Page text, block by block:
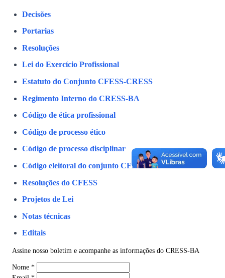
Decisões
Portarias
Resoluções
Lei do Exercício Profissional
Estatuto do Conjunto CFESS-CRESS
Regimento Interno do CRESS-BA
Código de ética profissional
Código de processo ético
Código de processo disciplinar
Código eleitoral do conjunto CFESS-CRESS
Resoluções do CFESS
Projetos de Lei
Notas técnicas
Editais
Assine nosso boletim e acompanhe as informações do CRESS-BA
Nome *